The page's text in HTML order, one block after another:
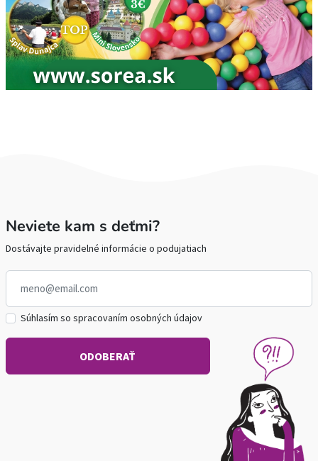
Neviete kam s deťmi?
Dostávajte pravidelné informácie o podujatiach
Súhlasím so spracovaním osobných údajov